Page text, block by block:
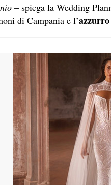
– spiega la Wedding
di Campania e l’azzurro